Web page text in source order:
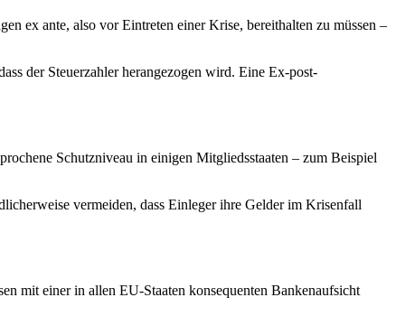
ex ante, also vor Eintreten einer Krise, bereithalten zu müssen –
der Steuerzahler herangezogen wird. Eine Ex-post-
Schutzniveau in einigen Mitgliedsstaaten – zum Beispiel
vermeiden, dass Einleger ihre Gelder im Krisenfall
mit einer in allen EU-Staaten konsequenten Bankenaufsicht